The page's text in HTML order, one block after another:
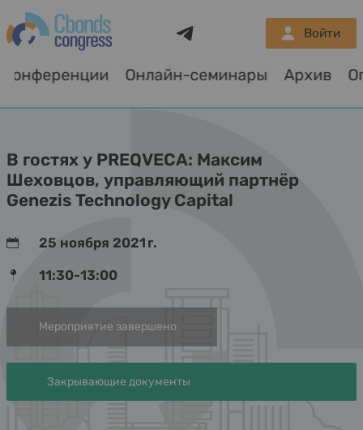
Конференции Онлайн-семинары Архив
Войти
В гостях у PREQVECA: Максим
Шеховцов, управляющий партнёр
Genezis Technology Capital
25 ноября 2021 г.
11:30-13:00
Мероприятие завершено
Закрывающие документы